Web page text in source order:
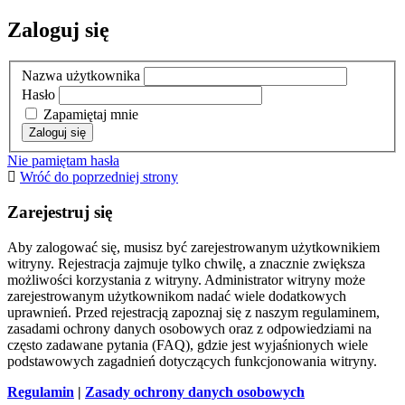
Zaloguj się
Nazwa użytkownika
Hasło
Zapamiętaj mnie
Nie pamiętam hasła
Wróć do poprzedniej strony
Zarejestruj się
Aby zalogować się, musisz być zarejestrowanym użytkownikiem
witryny. Rejestracja zajmuje tylko chwilę, a znacznie zwiększa
możliwości korzystania z witryny. Administrator witryny może
zarejestrowanym użytkownikom nadać wiele dodatkowych
uprawnień. Przed rejestracją zapoznaj się z naszym regulaminem,
zasadami ochrony danych osobowych oraz z odpowiedziami na
często zadawane pytania (FAQ), gdzie jest wyjaśnionych wiele
podstawowych zagadnień dotyczących funkcjonowania witryny.
Regulamin | Zasady ochrony danych osobowych